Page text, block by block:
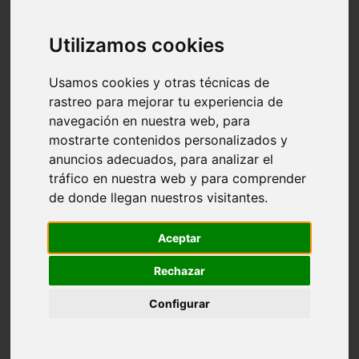
Utilizamos cookies
Usamos cookies y otras técnicas de
rastreo para mejorar tu experiencia de
navegación en nuestra web, para
mostrarte contenidos personalizados y
anuncios adecuados, para analizar el
tráfico en nuestra web y para comprender
de donde llegan nuestros visitantes.
Aceptar
Rechazar
Configurar
protagonistas
reptiles
adopci n
higiene
snacks
acuario
comercios
estanques
viajar
cr a
especies invasoras